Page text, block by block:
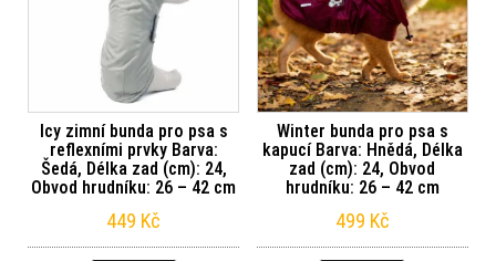
Icy zimní bunda pro psa s
reflexními prvky Barva:
Šedá, Délka zad (cm): 24,
Obvod hrudníku: 26 – 42 cm
449 Kč
Winter bunda pro psa s
kapucí Barva: Hnědá, Délka
zad (cm): 24, Obvod
hrudníku: 26 – 42 cm
499 Kč